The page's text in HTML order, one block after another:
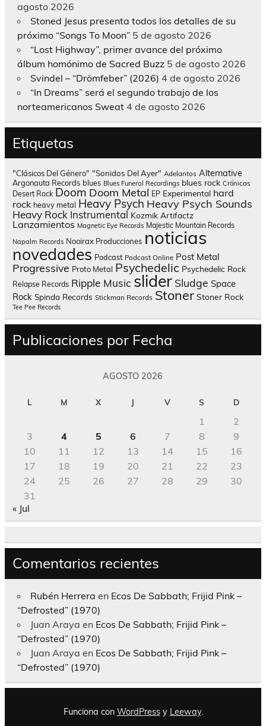
agosto 2026
Stoned Jesus presenta todos los detalles de su
próximo “Songs To Moon” 5 de agosto 2026
“Lost Highway”, primer avance del próximo
álbum homónimo de Sacred Buzz 5 de agosto 2026
Svindel – “Drömfeber” (2026) 4 de agosto 2026
“In Dreams” será el segundo trabajo de los
norteamericanos Sweat 4 de agosto 2026
Etiquetas
"Clásicos Del Género" "Sonidos Del Ayer" Adelantos Alternative
Argonauta Records blues Blues Funeral Recordings blues rock Crónicas
Desert Rock Doom Doom Metal EP Experimental hard
rock heavy metal Heavy Psych Heavy Psych Sounds
Heavy Rock Instrumental Kozmik Artifactz
Lanzamientos Magnetic Eye Records Majestic Mountain Records
Napalm Records Nooirax Producciones noticias
novedades Podcast Podcast Online Post Metal
Progressive Proto Metal Psychedelic Psychedelic Rock
Relapse Records Ripple Music slider Sludge Space
Rock Spinda Records Stickman Records Stoner Stoner Rock
Tee Pee Records
Publicaciones por Fecha
AGOSTO 2026
L M X J V S D
1
2
3
4 5 6 7 8
9
10
11 12 13 14 15
16
17
18 19 20 21 22
23
24
25 26 27 28 29
30
31
« Jul
Comentarios recientes
Rubén Herrera en Ecos De Sabbath; Frijid Pink –
“Defrosted” (1970)
Juan Araya en Ecos De Sabbath; Frijid Pink –
“Defrosted” (1970)
Juan Araya en Ecos De Sabbath; Frijid Pink –
“Defrosted” (1970)
Funciona con WordPressy Leeway.